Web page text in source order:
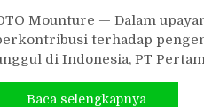
Mounture — Dalam
terhadap
di Indonesia, PT
Baca selengkapnya